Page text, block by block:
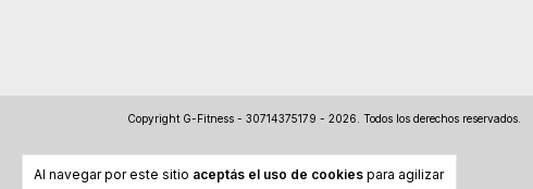
Al navegar por este sitio aceptás el uso de cookies para agilizar
Copyright G-Fitness - 30714375179 - 2026. Todos los derechos reservados.